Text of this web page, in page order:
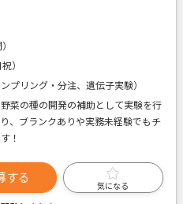
）
プリング・分注、遺伝子実験）
菜の種の開発の補助として実験を行
、ブランクありや実務未経験でもチ
！
する
気になる